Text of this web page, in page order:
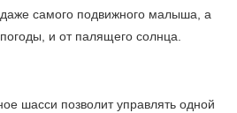
самого подвижного малыша, а
и от палящего солнца.
шасси позволит управлять одной